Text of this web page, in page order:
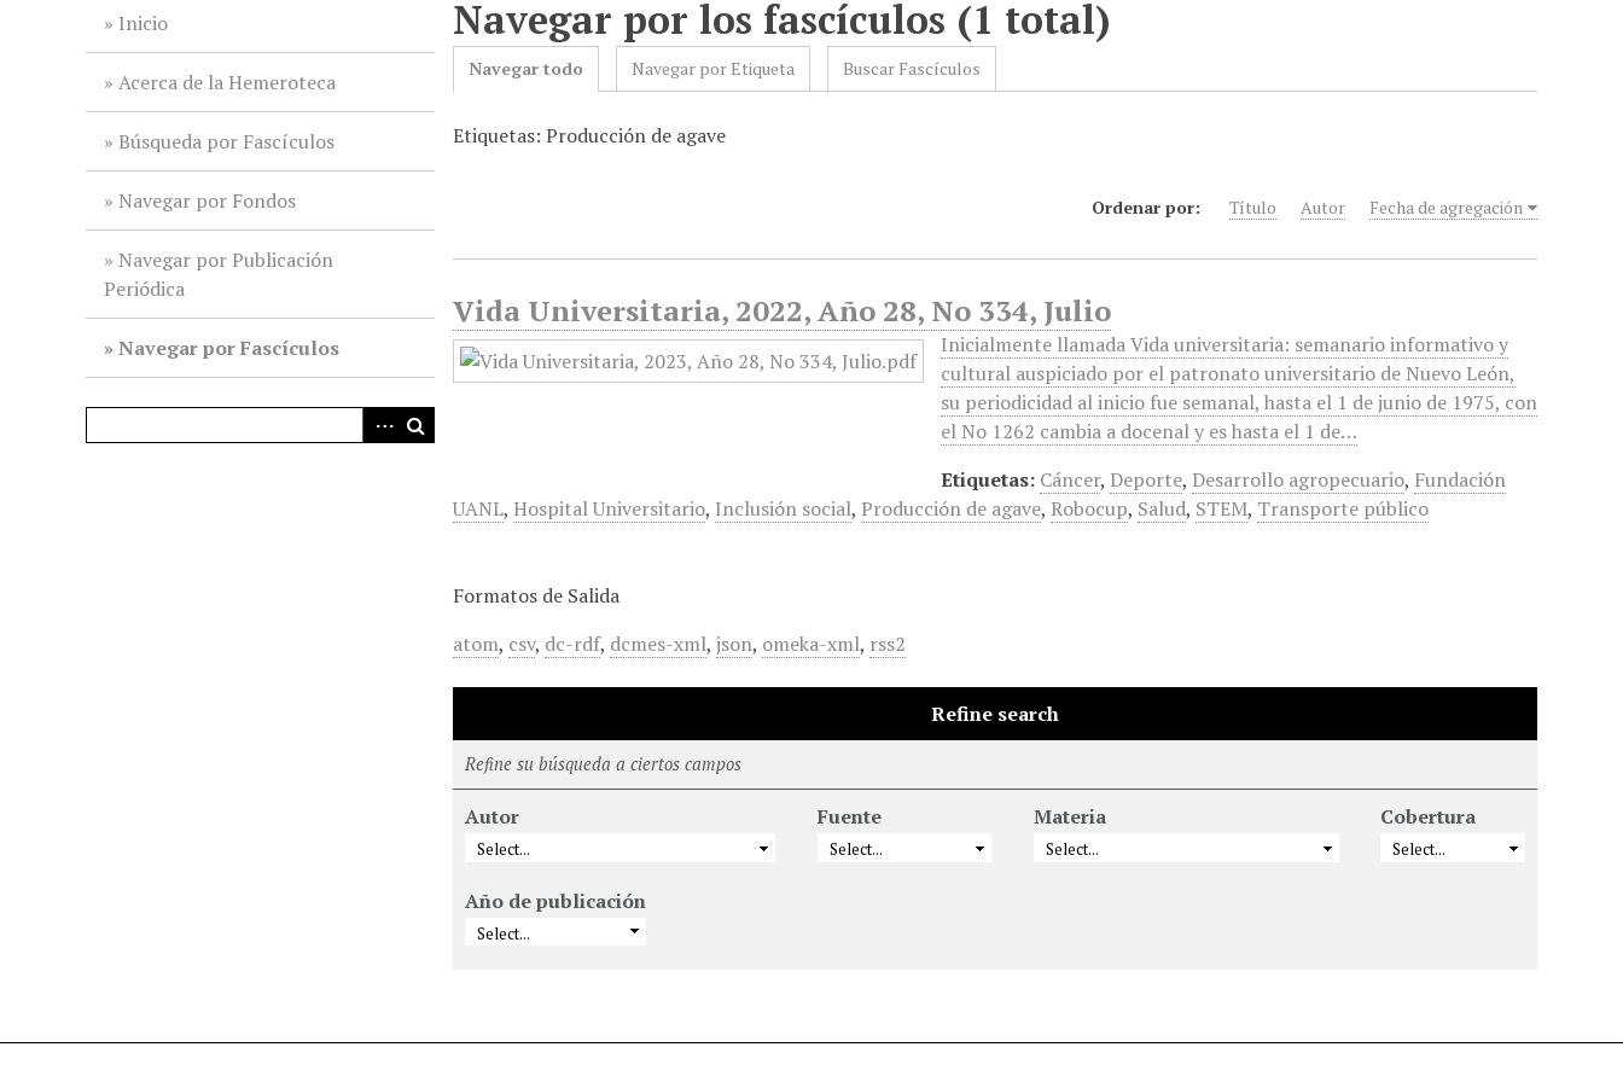
Inicio
Acerca de la Hemeroteca
Búsqueda por Fascículos
Navegar por Fondos
Navegar por Publicación
Periódica
Navegar por Fascículos
Navegar por los fascículos (1 total)
Navegar todo Navegar por Etiqueta Buscar Fascículos
Etiquetas: Producción de agave
Ordenar por: Título Autor Fecha de agregación
Vida Universitaria, 2022, Año 28, No 334, Julio
Inicialmente llamada Vida universitaria: semanario informativo y
cultural auspiciado por el patronato universitario de Nuevo León,
su periodicidad al inicio fue semanal, hasta el 1 de junio de 1975, con
el No 1262 cambia a docenal y es hasta el 1 de…
Etiquetas: Cáncer, Deporte, Desarrollo agropecuario, Fundación
UANL, Hospital Universitario, Inclusión social, Producción de agave, Robocup, Salud, STEM, Transporte público
Formatos de Salida
atom, csv, dc-rdf, dcmes-xml,json, omeka-xml, rss2
Refine search
Refine su búsqueda a ciertos campos
Autor Fuente Materia Cobertura
Año de publicación